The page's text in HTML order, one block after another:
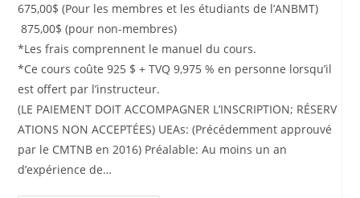
675,00$ (Pour les membres et les étudiants de l’ANBMT)
875,00$ (pour non-membres)
*Les frais comprennent le manuel du cours.
*Ce cours coûte 925 $ + TVQ 9,975 % en personne lorsqu’il
est offert par l’instructeur.
(LE PAIEMENT DOIT ACCOMPAGNER L’INSCRIPTION; RÉSERV
ATIONS NON ACCEPTÉES) UEAs: (Précédemment approuvé
par le CMTNB en 2016) Préalable: Au moins un an
d’expérience de…